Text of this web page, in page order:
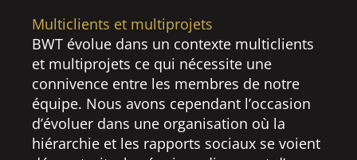
Multiclients et multiprojets
BWT évolue dans un contexte multiclients
et multiprojets ce qui nécessite une
connivence entre les membres de notre
équipe. Nous avons cependant l’occasion
d’évoluer dans une organisation où la
hiérarchie et les rapports sociaux se voient